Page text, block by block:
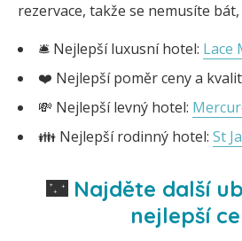
rezervace, takže se nemusíte
🛎️ Nejlepší luxusní hotel: Lace
❤️ Nejlepší poměr ceny a
💸 Nejlepší levný hotel:
👪 Nejlepší rodinný hotel: St
🌃 Najděte další
nejlepší